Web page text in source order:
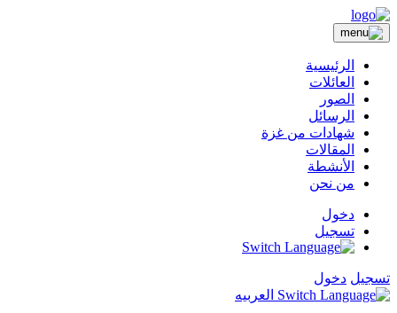
الرئيسية
العائلات
الصور
الرسائل
شهادات من غزة
المقالات
الأنشطة
من نحن
دخول
تسجيل
تسجيل دخول
العربيه